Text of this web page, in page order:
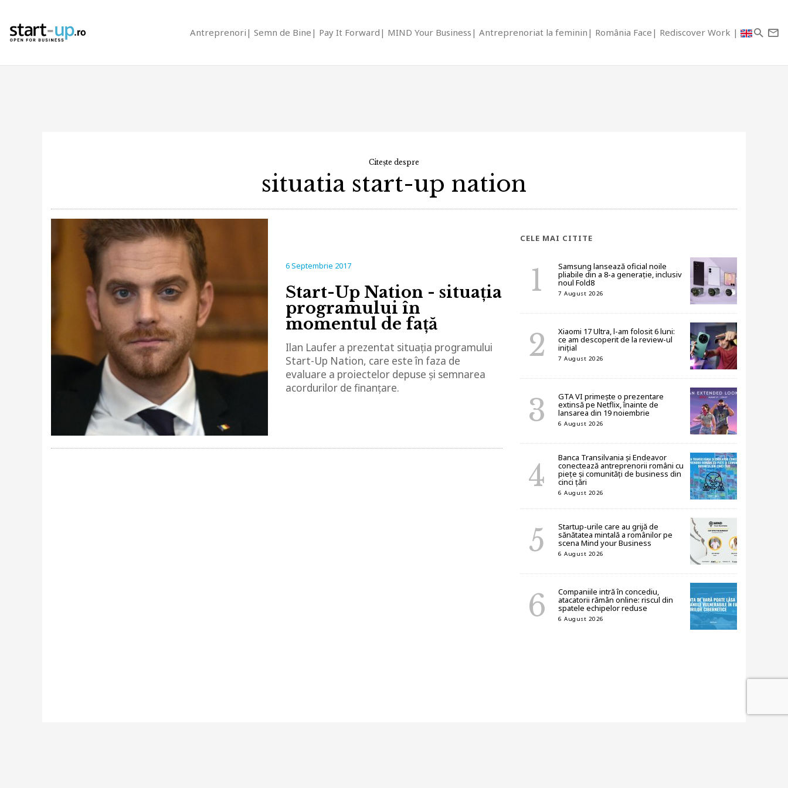
Antreprenori Semn de Bine Pay It Forward MIND Your Business Antreprenoriat la feminin România Face Rediscover Work
Citește despre
situatia start-up nation
6 Septembrie 2017
Start-Up Nation - situația
programului în
momentul de față
Ilan Laufer a prezentat situația programului
Start-Up Nation, care este în faza de
evaluare a proiectelor depuse și semnarea
acordurilor de finanțare.
CELE MAI CITITE
Samsung lansează oficial noile
pliabile din a 8-a generație, inclusiv
noul Fold8
7 August 2026
Xiaomi 17 Ultra, l-am folosit 6 luni:
ce am descoperit de la review-ul
inițial
7 August 2026
GTA VI primește o prezentare
extinsă pe Netflix, înainte de
lansarea din 19 noiembrie
6 August 2026
Banca Transilvania și Endeavor
conectează antreprenorii români cu
piețe și comunități de business din
cinci țări
6 August 2026
Startup-urile care au grijă de
sănătatea mintală a românilor pe
scena Mind your Business
6 August 2026
Companiile intră în concediu,
atacatorii rămân online: riscul din
spatele echipelor reduse
6 August 2026